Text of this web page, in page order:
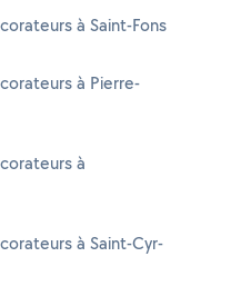
à Saint-Fons
à Pierre-
à
à Saint-Cyr-